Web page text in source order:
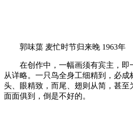
郭味蕖 麦忙时节归来晚 1963年
在创作中，一幅画须有宾主，即
从详略。一只鸟全身工细精到，必成
头、眼精致，而尾、翅则从简，甚至
面面俱到，倒是不好的。